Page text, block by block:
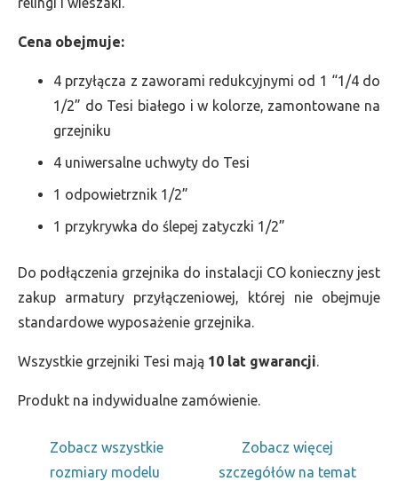
Cena obejmuje:
4 przyłącza z zaworami redukcyjnymi od 1 “1/4 do
1/2” do Tesi białego i w kolorze, zamontowane na
grzejniku
4 uniwersalne uchwyty do Tesi
1 odpowietrznik 1/2”
1 przykrywka do ślepej zatyczki 1/2”
Do podłączenia grzejnika do instalacji CO konieczny jest
zakup armatury przyłączeniowej, której nie obejmuje
standardowe wyposażenie grzejnika.
Wszystkie grzejniki Tesi mają 10 lat gwarancji.
Produkt na indywidualne zamówienie.
Zobacz wszystkie
rozmiary modelu
Zobacz więcej
szczegółów na temat